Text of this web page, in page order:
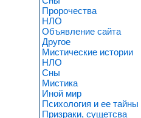
Пророчества
НЛО
Объявление сайта
Другое
Мистические истории
НЛО
Сны
Мистика
Иной мир
Психология и ее тайны
Призраки, сущетсва